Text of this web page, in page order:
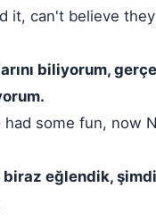
it, can't believe
biliyorum,
some fun, now
eğlendik,